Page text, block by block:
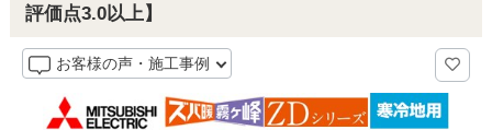
評価点3.0以上】
お客様の声・施工事例